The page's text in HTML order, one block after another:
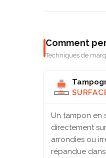
Comment
Techniques de
Un tampon en
directement
arrondies ou
répandue